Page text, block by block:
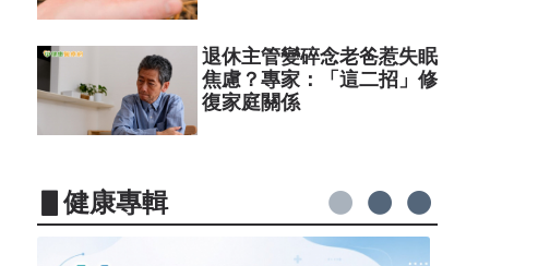
退休主管變碎念老爸惹失眠
焦慮？專家：「這二招」修
復家庭關係
▋健康專輯